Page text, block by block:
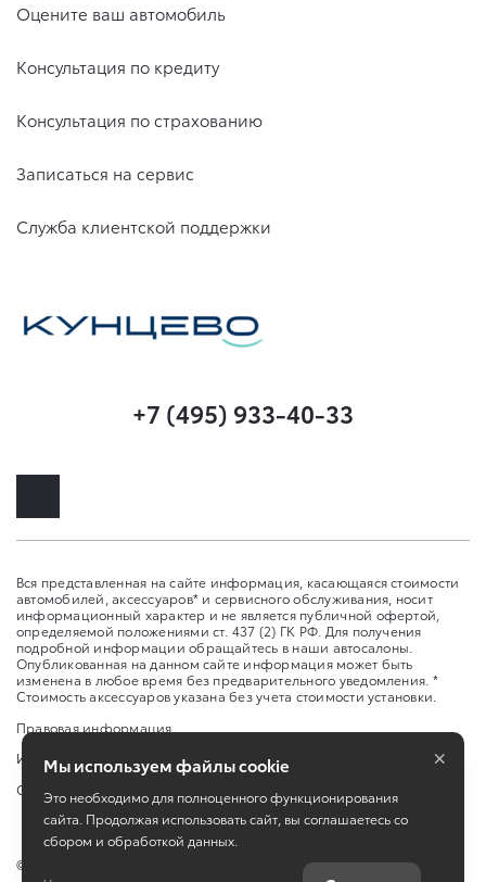
Оцените ваш автомобиль
Консультация по кредиту
Консультация по страхованию
Записаться на сервис
Служба клиентской поддержки
+7 (495) 933-40-33
Вся представленная на сайте информация, касающаяся стоимости
автомобилей, аксессуаров* и сервисного обслуживания, носит
информационный характер и не является публичной офертой,
определяемой положениями ст. 437 (2) ГК РФ. Для получения
подробной информации обращайтесь в наши автосалоны.
Опубликованная на данном сайте информация может быть
изменена в любое время без предварительного уведомления. *
Стоимость аксессуаров указана без учета стоимости установки.
Правовая информация
Изменить настройку cookies
Сбросить cookie
©
Мы используем файлы cookie
Это необходимо для полноценного функционирования
сайта. Продолжая использовать сайт, вы соглашаетесь со
сбором и обработкой данных.
×